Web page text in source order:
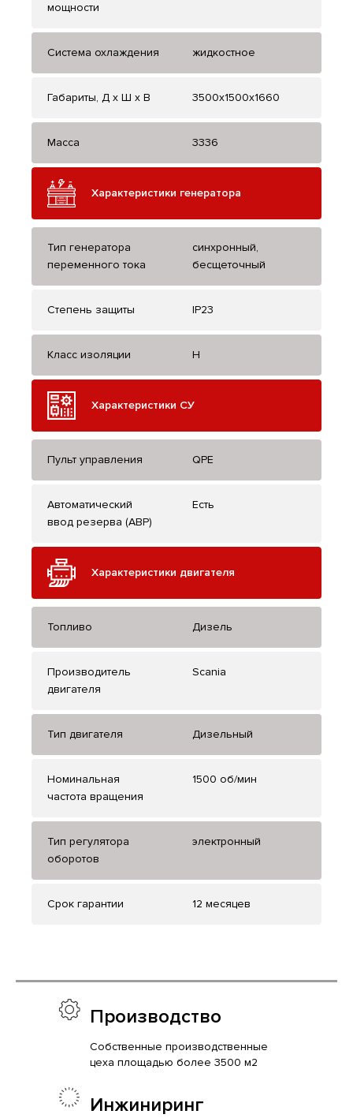
мощности
Система охлаждения жидкостное
Габариты, Д x Ш x В 3500x1500x1660
Масса 3336
Характеристики генератора
Тип генератора
переменного тока
синхронный,
бесщеточный
Степень защиты IP23
Класс изоляции H
Характеристики СУ
Пульт управления QPE
Автоматический
ввод резерва (АВР)
Есть
Характеристики двигателя
Топливо Дизель
Производитель
двигателя
Scania
Тип двигателя Дизельный
Номинальная
частота вращения
1500 об/мин
Тип регулятора
оборотов
электронный
Срок гарантии 12 месяцев
Производство
Собственные производственные
цеха площадью более 3500 м2
Инжиниринг